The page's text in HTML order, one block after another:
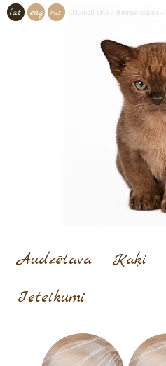
lat eng rus El'Loriell Onn Burmas kaķēni
Audzētava Kaķi
Ieteikumi